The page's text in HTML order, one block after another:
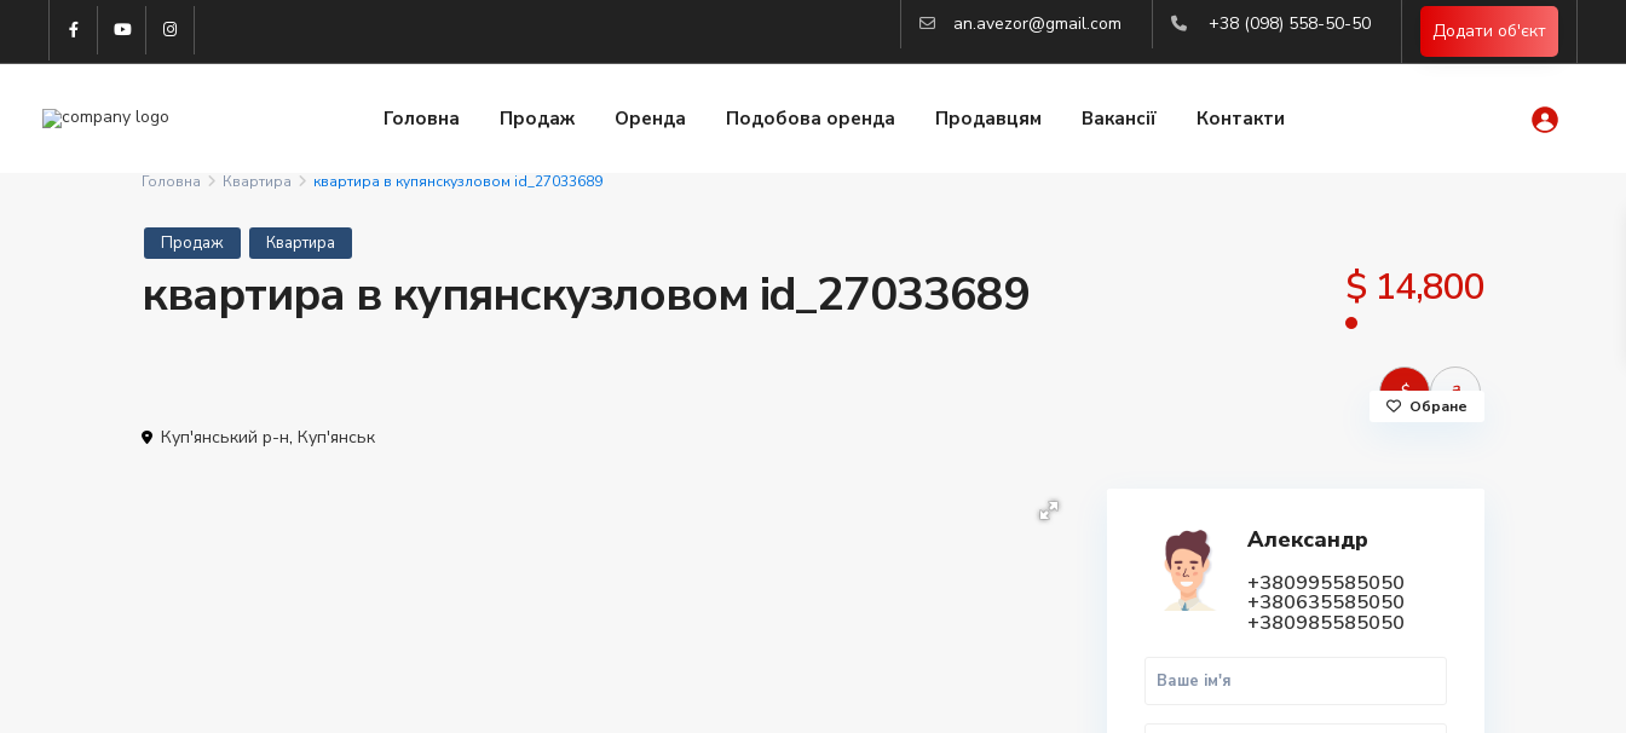
an.avezor@gmail.com +38 (098) 558-50-50 Додати об'єкт
Головна Продаж Оренда Подобова оренда Продавцям Вакансії Контакти
Головна Квартира квартира в купянскузловом id_27033689
Продаж Квартира
квартира в купянскузловом id_27033689 $ 14,800
$ ₴
Куп'янський р-н, Куп'янськ
Обране
Александр
+380995585050
+380635585050
+380985585050